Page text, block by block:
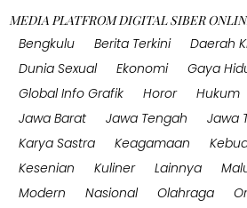
MEDIA PLATFROM DIGITAL SIBER
Bengkulu
Berita Terkini
Daerah
Dunia Sexual
Ekonomi
Gaya
Global Info Grafik
Horor Hukum
Jawa Barat
Jawa Tengah Jawa
Karya Sastra
Keagamaan
Kesenian
Kuliner Lainnya
Modern
Nasional Olahraga